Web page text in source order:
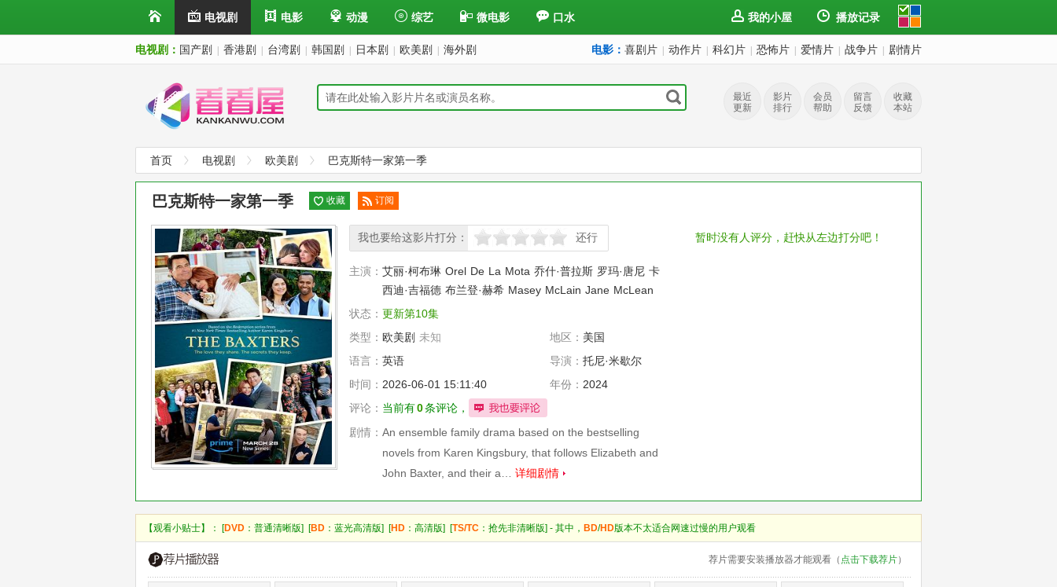
电视剧 电影 动漫 综艺 微电影 口水 我的小屋 播放记录
电视剧： 国产剧 香港剧 台湾剧 韩国剧 日本剧 欧美剧 海外剧 电影： 喜剧片 动作片 科幻片 恐怖片 爱情片 战争片 剧情片
最近
更新
影片
排行
会员
帮助
留言
反馈
收藏
本站
首页 电视剧 欧美剧 巴克斯特一家第一季
暂时没有人评分，赶快从左边打分吧！
巴克斯特一家第一季 收藏
订阅
阅
我也要给这影片打分：
很差较差 还行推荐 力荐 还行
主演： 艾丽·柯布琳 Orel De La Mota 乔什·普拉斯 罗玛·唐尼 卡
西迪·吉福德 布兰登·赫希 Masey McLain Jane McLean
状态： 更新第10集
类型： 欧美剧 未知 地区： 美国
语言： 英语 导演： 托尼·米歇尔
时间： 2026-06-01 15:11:40 年份： 2024
评论： 当前有0条评论，
剧情： An ensemble family drama based on the bestselling
novels from Karen Kingsbury, that follows Elizabeth and
John Baxter, and their a… 详细剧情
【观看小贴士】： [DVD ：普通清晰版] [BD ：蓝光高清版] [HD ：高清版] [TS/TC ：抢先非清晰版] - 其中， BD/HD版本不太适合网速过慢的用户观看
荐片需要安装播放器才能观看（ 点击下载荐片）